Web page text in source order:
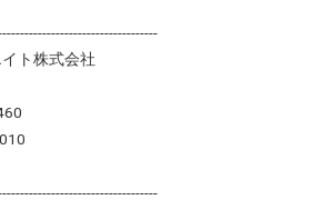
ト株式会社